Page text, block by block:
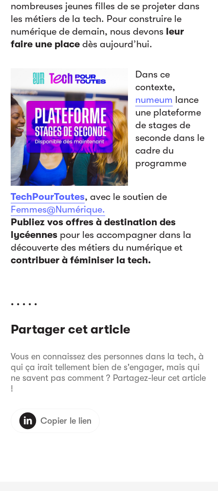
nombreuses jeunes filles de se projeter dans
les métiers de la tech. Pour construire le
numérique de demain, nous devons leur
faire une place dès aujourd’hui.
Dans ce
contexte,
numeum lance
une plateforme
de stages de
seconde dans le
cadre du
programme
TechPourToutes, avec le soutien de
Femmes@Numérique.
Publiez vos offres à destination des
lycéennes pour les accompagner dans la
découverte des métiers du numérique et
contribuer à féminiser la tech.
. . . . .
Partager cet article
Vous en connaissez des personnes dans la tech, à
qui ça irait tellement bien de s'engager, mais qui
ne savent pas comment ? Partagez-leur cet article
!
Copier le lien